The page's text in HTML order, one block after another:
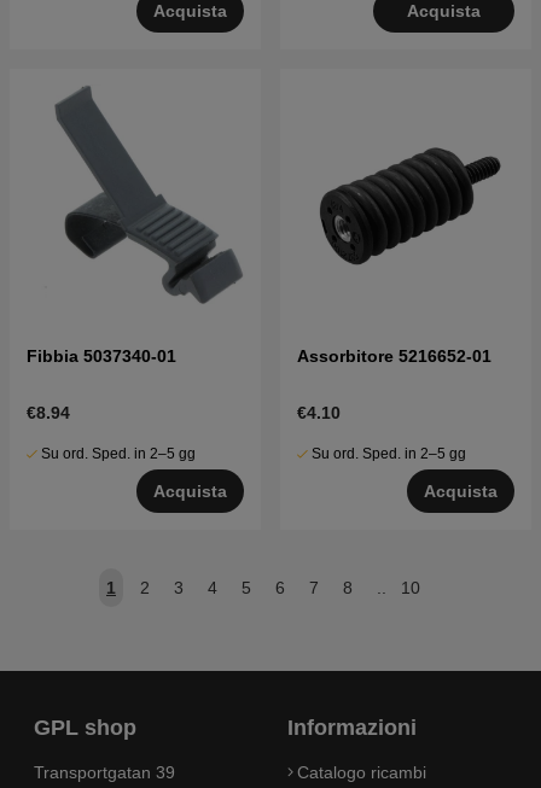
Acquista Acquista
Fibbia 5037340-01
€8.94
Su ord. Sped. in 2–5 gg
Acquista
Assorbitore 5216652-01
€4.10
Su ord. Sped. in 2–5 gg
Acquista
1 2 3 4 5 6 7 8 .. 10
GPL shop
Transportgatan 39
Informazioni
Catalogo ricambi